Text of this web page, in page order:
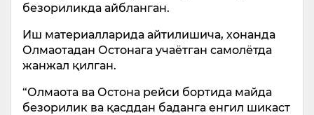
безориликда айбланган.
Иш материалларида айтилишича, хонанда
Олмаотадан Остонага учаётган самолётда
жанжал қилган.
“Олмаота ва Остона рейси бортида майда
безорилик ва қасддан баданга енгил шикаст